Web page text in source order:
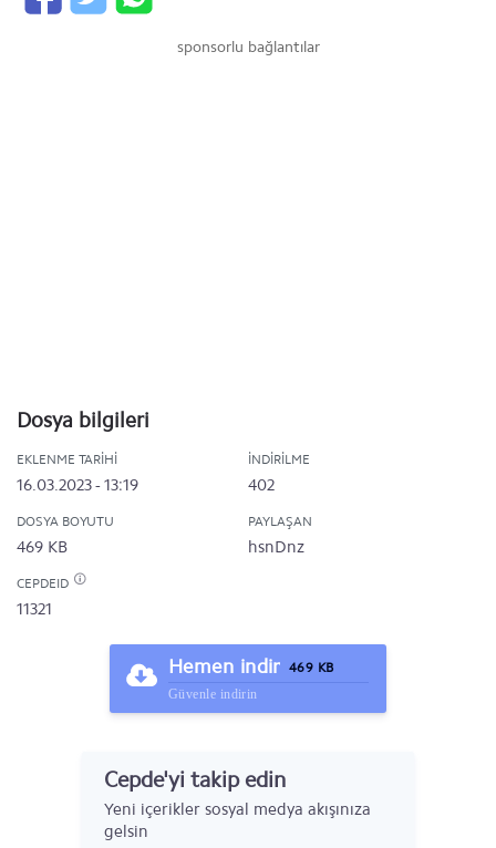
sponsorlu bağlantılar
Dosya bilgileri
EKLENME TARIHI
16.03.2023 - 13:19
İNDIRILME
402
DOSYA BOYUTU
469 KB
PAYLAŞAN
hsnDnz
CEPDEID
11321
Hemen indir 469 KB
Güvenle indirin
Cepde'yi takip edin
Yeni içerikler sosyal medya akışınıza
gelsin